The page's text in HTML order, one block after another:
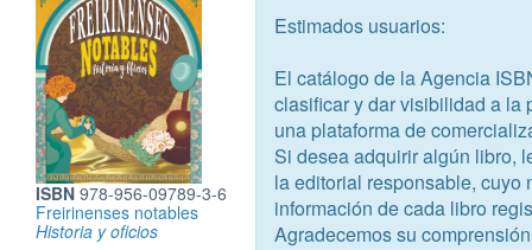
ISBN 978-956-09789-3-6
Freirinenses notables
Historia y oficios
Estimados usuarios:
El catálogo de la Agencia
clasificar y dar visibilidad a la
una plataforma de
Si desea adquirir algún libro,
la editorial responsable, cuyo
información de cada libro
Agradecemos su